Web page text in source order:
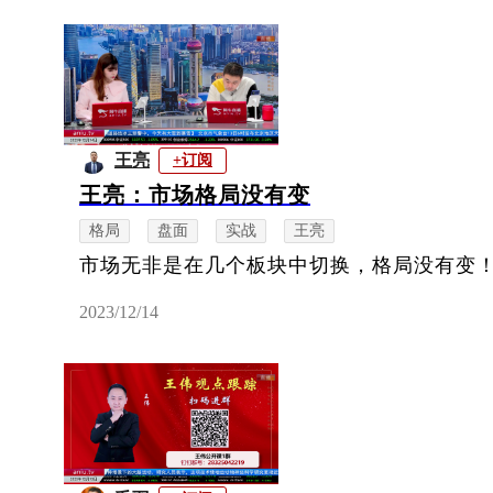
王亮 +订阅
王亮：市场格局没有变
格局 盘面 实战 王亮
市场无非是在几个板块中切换，格局没有变！
2023/12/14